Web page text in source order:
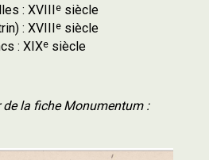
: XVIIIesiècle
: XVIIIesiècle
: XIXesiècle
de la fiche Monumentum :